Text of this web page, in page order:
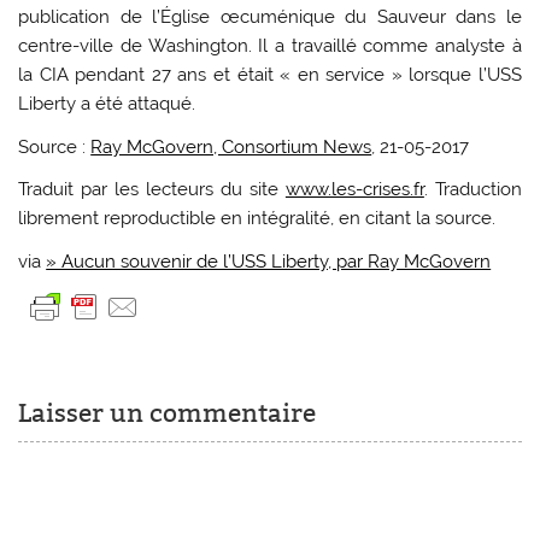
publication de l’Église œcuménique du Sauveur dans le
centre-ville de Washington. Il a travaillé comme analyste à
la CIA pendant 27 ans et était « en service » lorsque l’USS
Liberty a été attaqué.
Source : Ray McGovern, Consortium News, 21-05-2017
Traduit par les lecteurs du site www.les-crises.fr. Traduction
librement reproductible en intégralité, en citant la source.
via » Aucun souvenir de l’USS Liberty, par Ray McGovern
Laisser un commentaire